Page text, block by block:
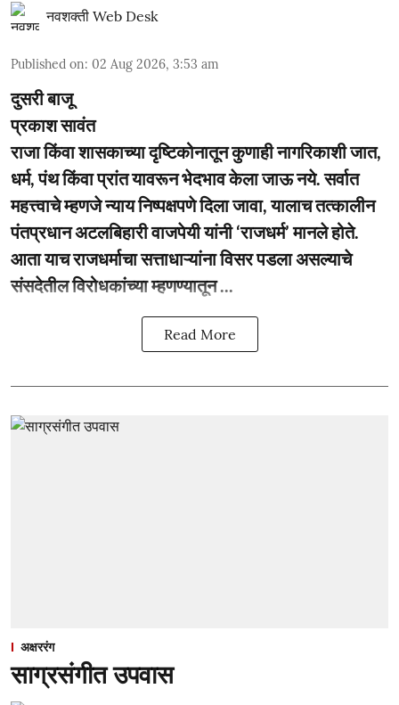
नवशक्ती Web Desk
Published on: 02 Aug 2026, 3:53 am
दुसरी बाजू
प्रकाश सावंत
राजा किंवा शासकाच्या दृष्टिकोनातून कुणाही नागरिकाशी जात,
धर्म, पंथ किंवा प्रांत यावरून भेदभाव केला जाऊ नये. सर्वात
महत्त्वाचे म्हणजे न्याय निष्पक्षपणे दिला जावा, यालाच तत्कालीन
पंतप्रधान अटलबिहारी वाजपेयी यांनी ‘राजधर्म’ मानले होते.
आता याच राजधर्माचा सत्ताधाऱ्यांना विसर पडला असल्याचे
संसदेतील विरोधकांच्या म्हणण्यातून ...
Read More
अक्षररंग
साग्रसंगीत उपवास